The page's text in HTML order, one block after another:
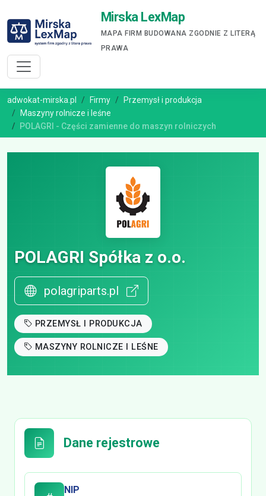
Mirska LexMap
MAPA FIRM BUDOWANA ZGODNIE Z LITERĄ
PRAWA
adwokat-mirska.pl Firmy
Przemysł i produkcja
Maszyny rolnicze i leśne
POLAGRI - Części zamienne do maszyn rolniczych
POLAGRI Spółka z o.o.
polagriparts.pl
PRZEMYSŁ I PRODUKCJA
MASZYNY ROLNICZE I LEŚNE
Dane rejestrowe
NIP